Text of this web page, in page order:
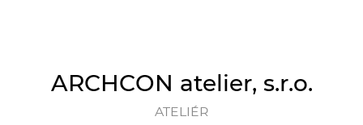
ARCHCON atelier, s.r.o.
ATELIÉR